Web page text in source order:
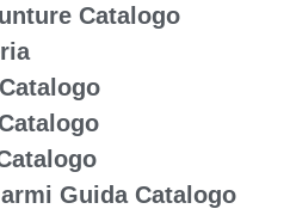
Catalogo
Guida Catalogo